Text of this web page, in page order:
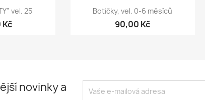
vel. 25
Kč
Rychlý náhled
Botičky, vel. 0-6 měsíců
90,00 Kč
novinky a